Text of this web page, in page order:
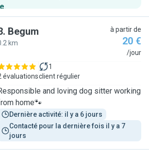
.
. Begum
km
à partir de
20 €
/jour
évaluations
1
client régulier
and loving dog sitter working
home🐾
Dernière activité: il y a 6 jours
Contacté pour la dernière fois il y a 7
jours